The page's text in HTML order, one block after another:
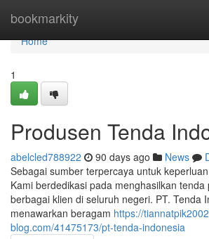
bookmarkity
Home
Home
1
Produsen Tenda
abelcled788922 90 days ago News
Sebagai sumber terpercaya untuk
Kami berdedikasi pada menghasilkan
berbagai klien di seluruh negeri. PT. Tenda
menawarkan beragam https://
blog.com/41475173/pt-tenda-indonesia